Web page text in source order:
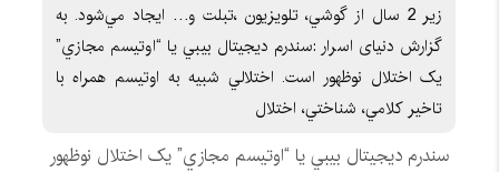
زير 2 سال از گوشي، تلويزيون ،تبلت و… ايجاد مي‌شود. به
گزارش دنیای اسرار :سندرم ديجيتال بيبي يا “اوتيسم مجازي”
يک اختلال نوظهور است. اختلالي شبيه به اوتيسم همراه با
تاخير کلامي، شناختي، اختلال
سندرم ديجيتال بيبي يا “اوتيسم مجازي” يک اختلال نوظهور